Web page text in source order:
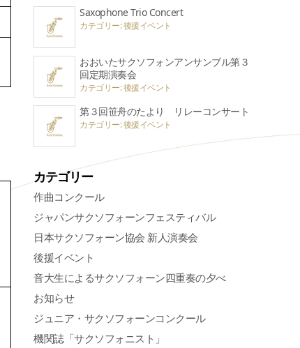
Saxophone Trio Concert
カテゴリー: 後援イベント
おおいたサクソフォンアンサンブル第３
回定期演奏会
カテゴリー: 後援イベント
第３回笹舟のたより リレーコンサート
カテゴリー: 後援イベント
カテゴリー
作曲コンクール
ジャパンサクソフォーンフェスティバル
日本サクソフォーン協会 新人演奏会
後援イベント
音大生によるサクソフォーン四重奏の夕べ
お知らせ
ジュニア・サクソフォーンコンクール
機関誌「サクソフォニスト」